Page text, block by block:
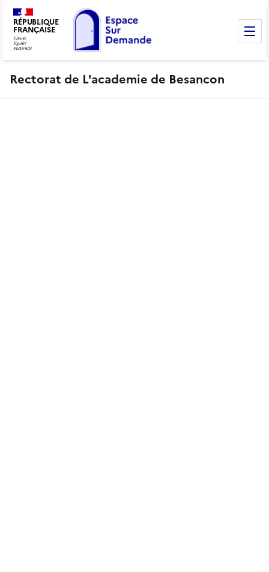
RÉPUBLIQUE
FRANÇAISE
Rectorat de L'academie de Besancon